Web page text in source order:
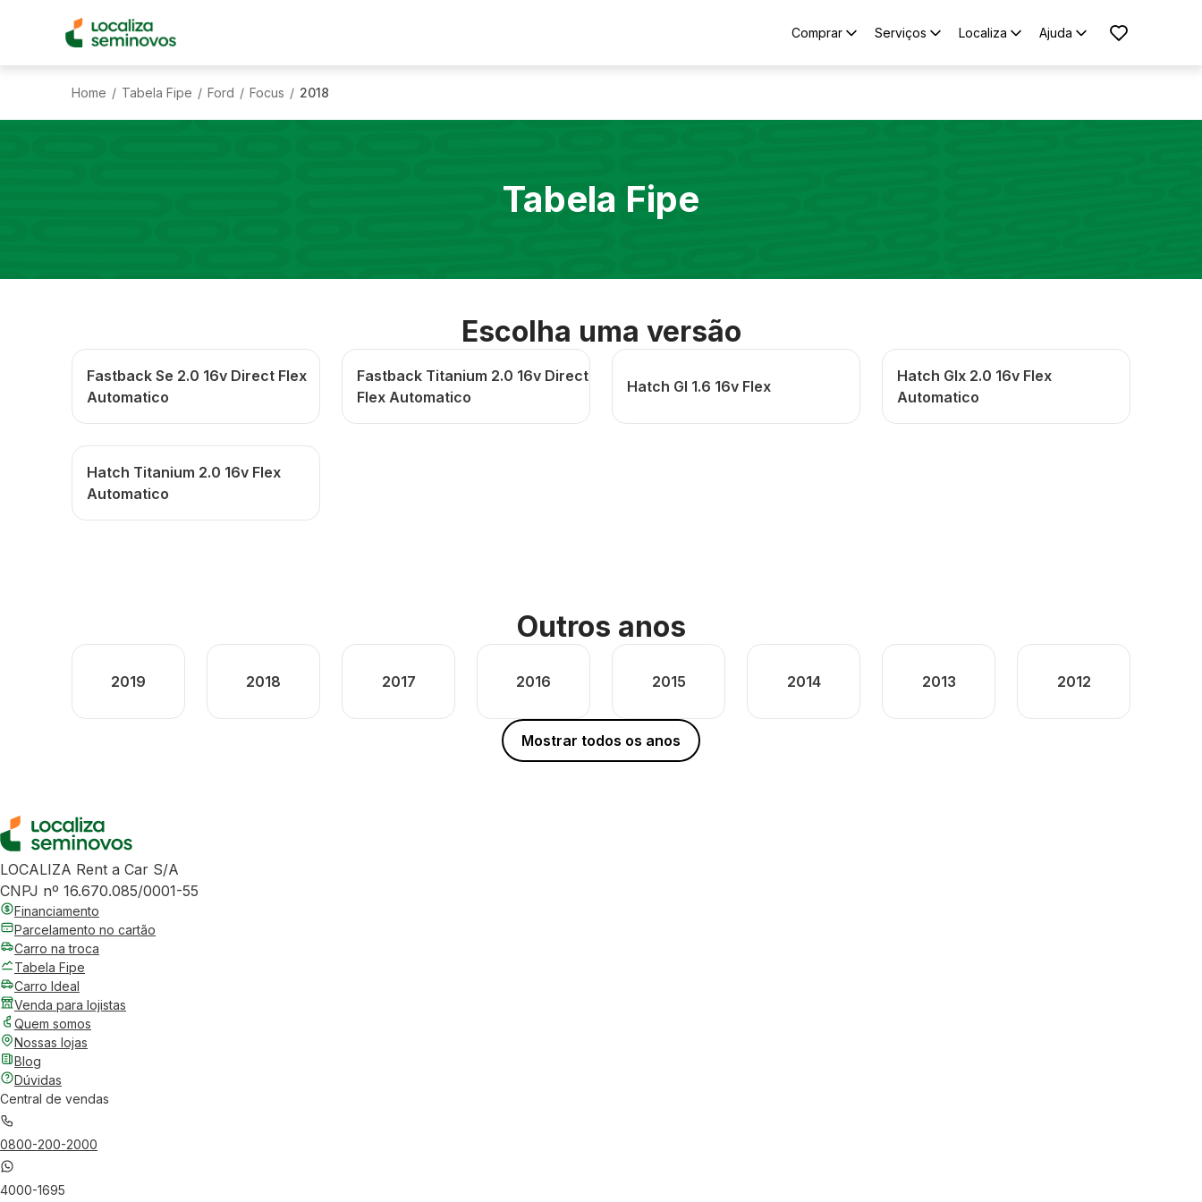
Comprar Serviços Localiza Ajuda
Home / Tabela Fipe / Ford / Focus / 2018
Tabela Fipe
Escolha uma versão
Fastback Se 2.0 16v Direct Flex
Automatico
Fastback Titanium 2.0 16v Direct
Flex Automatico
Hatch Gl 1.6 16v Flex
Hatch Glx 2.0 16v Flex
Automatico
Hatch Titanium 2.0 16v Flex
Automatico
Outros anos
2019 2018 2017 2016 2015 2014 2013 2012
Mostrar todos os anos
LOCALIZA Rent a Car S/A
CNPJ nº 16.670.085/0001-55
Financiamento
Parcelamento no cartão
Carro na troca
Tabela Fipe
Carro Ideal
Venda para lojistas
Quem somos
Nossas lojas
Blog
Dúvidas
Central de vendas
0800-200-2000
4000-1695